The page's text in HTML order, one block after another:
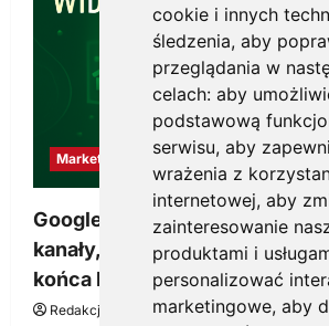
cookie i innych
śledzenia, aby
przeglądania w
celach: aby
podstawową
serwisu, aby
wrażenia z
internetowej, aby
zainteresowanie
produktami i
personalizować
marketingowe, aby
Marketing
Google Ads, SEO i analityka –
kanały, żeby reklama
końca budżetu
Redakcja KnowMore.pl 20 marca,